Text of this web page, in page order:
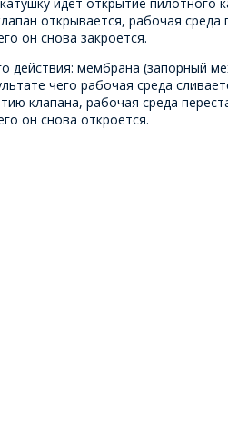
открывается, рабочая
он снова закроется.
действия: мембрана (запорный
чего рабочая среда
клапана, рабочая среда
он снова откроется.